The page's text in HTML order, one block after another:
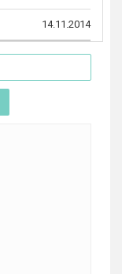
14.11.2014